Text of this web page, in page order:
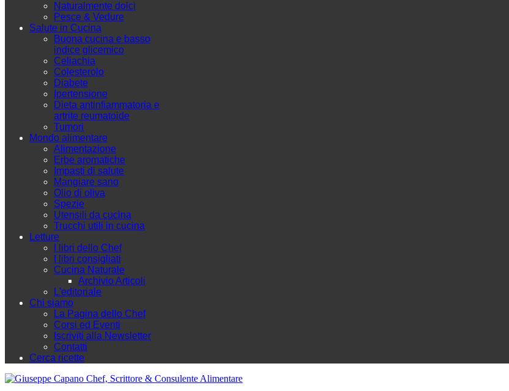
Naturalmente dolci
Pesce & Vedure
Salute in Cucina
Buona cucina e basso
indice glicemico
Celiachia
Colesterolo
Diabete
Ipertensione
Dieta antinfiammatoria e
artrite reumatoide
Tumori
Mondo alimentare
Alimentazione
Erbe aromatiche
Impasti di salute
Mangiare sano
Olio di oliva
Spezie
Utensili da cucina
Trucchi utili in cucina
Letture
I libri dello Chef
I libri consigliati
Cucina Naturale
Archivio Articoli
L'editoriale
Chi siamo
La Pagina dello Chef
Corsi ed Eventi
Iscriviti alla Newsletter
Contatti
Cerca ricette